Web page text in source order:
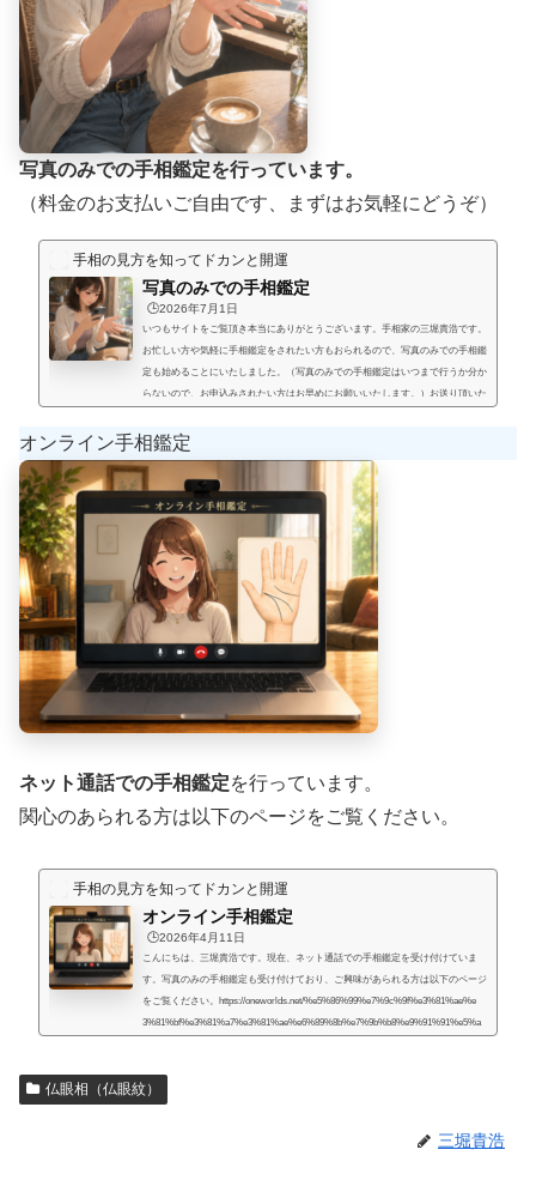
写真のみでの手相鑑定を行っています。
（料金のお支払いご自由です、まずはお気軽にどうぞ）
手相の見方を知ってドカンと開運
写真のみでの手相鑑定
🕒️2026年7月1日
いつもサイトをご覧頂き本当にありがとうございます。手相家の三堀貴浩です。
お忙しい方や気軽に手相鑑定をされたい方もおられるので、写真のみでの手相鑑
定も始めることにいたしました。（写真のみでの手相鑑定はいつまで行うか分か
らないので、お申込みされたい方はお早めにお願いいたします。）お送り頂いた
真のみでの手相鑑定では決まった料金と言うものは無く、お好きな金額を鑑定後
オンライン手相鑑定
ネット通話での手相鑑定を行っています。
関心のあられる方は以下のページをご覧ください。
手相の見方を知ってドカンと開運
オンライン手相鑑定
🕒️2026年4月11日
こんにちは、三堀貴浩です。現在、ネット通話での手相鑑定を受け付けていま
す。写真のみの手相鑑定も受け付けており、ご興味があられる方は以下のページ
をご覧ください。https://oneworlds.net/%e5%86%99%e7%9c%9f%e3%81%ae%e
3%81%bf%e3%81%a7%e3%81%ae%e6%89%8b%e7%9b%b8%e9%91%91%e5%a
識や人生を取り巻く法則を教えてもらったときに、人生で起こることには、想像
仏眼相（仏眼紋）
三堀貴浩